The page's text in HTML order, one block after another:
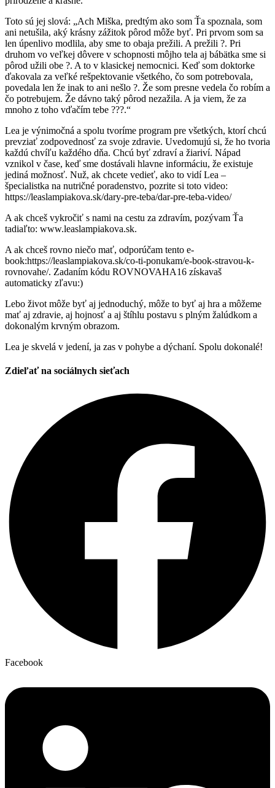
Toto sú jej slová: „Ach Miška, predtým ako som Ťa spoznala, som
ani netušila, aký krásny zážitok pôrod môže byť. Pri prvom som sa
len úpenlivo modlila, aby sme to obaja prežili. A prežili ?. Pri
druhom vo veľkej dôvere v schopnosti môjho tela aj bábätka sme si
pôrod užili obe ?. A to v klasickej nemocnici. Keď som doktorke
ďakovala za veľké rešpektovanie všetkého, čo som potrebovala,
povedala len že inak to ani nešlo ?. Že som presne vedela čo robím a
čo potrebujem. Že dávno taký pôrod nezažila. A ja viem, že za
mnoho z toho vďačím tebe ???.“
Lea je výnimočná a spolu tvoríme program pre všetkých, ktorí chcú
prevziať zodpovednosť za svoje zdravie. Uvedomujú si, že ho tvoria
každú chvíľu každého dňa. Chcú byť zdraví a žiariví. Nápad
vznikol v čase, keď sme dostávali hlavne informáciu, že existuje
jediná možnosť. Nuž, ak chcete vedieť, ako to vidí Lea –
špecialistka na nutričné poradenstvo, pozrite si toto video:
https://leaslampiakova.sk/dary-pre-teba/dar-pre-teba-video/
A ak chceš vykročiť s nami na cestu za zdravím, pozývam Ťa
tadiaľto: www.leaslampiakova.sk.
A ak chceš rovno niečo mať, odporúčam tento e-
book:https://leaslampiakova.sk/co-ti-ponukam/e-book-stravou-k-
rovnovahe/. Zadaním kódu ROVNOVAHA16 získavaš
automaticky zľavu:)
Lebo život môže byť aj jednoduchý, môže to byť aj hra a môžeme
mať aj zdravie, aj hojnosť a aj štíhlu postavu s plným žalúdkom a
dokonalým krvným obrazom.
Lea je skvelá v jedení, ja zas v pohybe a dýchaní. Spolu dokonalé!
Zdieľať na sociálnych sieťach
Facebook